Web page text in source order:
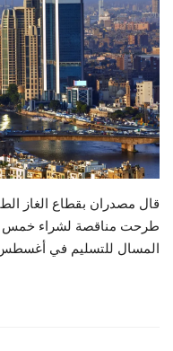
علوم وتكنولوجيا
رياضة
فيديو
حياة
قال مصدران بقطاع الغاز
طرحت مناقصة لشراء خمس
المسال للتسليم في